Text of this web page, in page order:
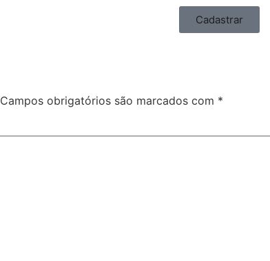
Cadastrar
Campos obrigatórios são marcados com *